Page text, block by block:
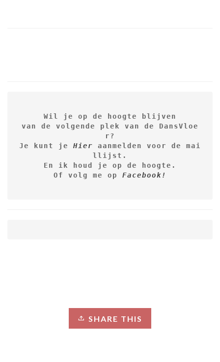
Wil je op de hoogte blijven
van de volgende plek van de DansVloe
r?
Je kunt je Hier aanmelden voor de mai
llijst.
Of volg me op
Facebook!
SHARE THIS